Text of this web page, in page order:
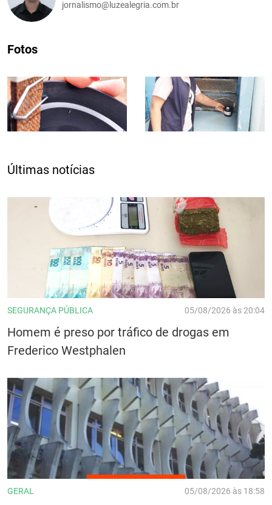
jornalismo@luzealegria.com.br
Fotos
Últimas notícias
SEGURANÇA PÚBLICA 05/08/2026 às 20:04
Homem é preso por tráfico de drogas em
Frederico Westphalen
GERAL 05/08/2026 às 18:58